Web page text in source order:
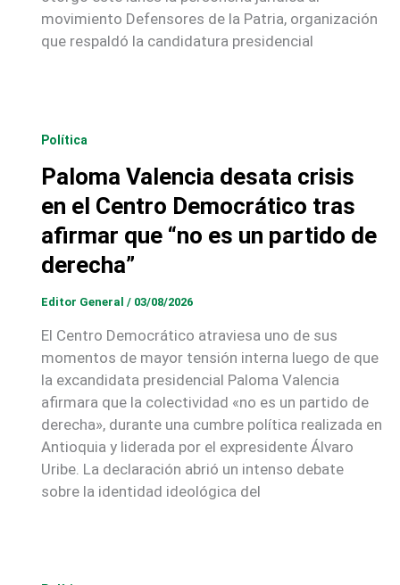
movimiento Defensores de la Patria, organización
que respaldó la candidatura presidencial
Política
Paloma Valencia desata crisis
en el Centro Democrático tras
afirmar que “no es un partido de
derecha”
Editor General / 03/08/2026
El Centro Democrático atraviesa uno de sus
momentos de mayor tensión interna luego de que
la excandidata presidencial Paloma Valencia
afirmara que la colectividad «no es un partido de
derecha», durante una cumbre política realizada en
Antioquia y liderada por el expresidente Álvaro
Uribe. La declaración abrió un intenso debate
sobre la identidad ideológica del